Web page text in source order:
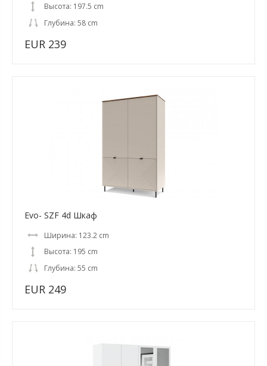
Высота: 197.5 cm
Глубина: 58 cm
EUR 239
Evo- SZF 4d Шкаф
Ширина: 123.2 cm
Высота: 195 cm
Глубина: 55 cm
EUR 249